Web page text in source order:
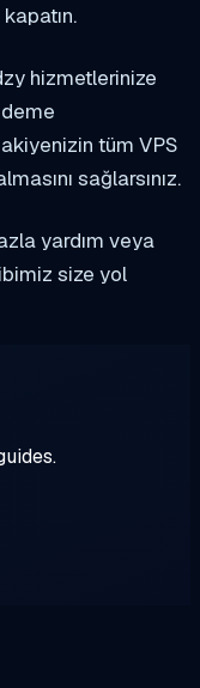
hizmetlerinize
tüm VPS
sağlarsınız.
yardım veya
size yol